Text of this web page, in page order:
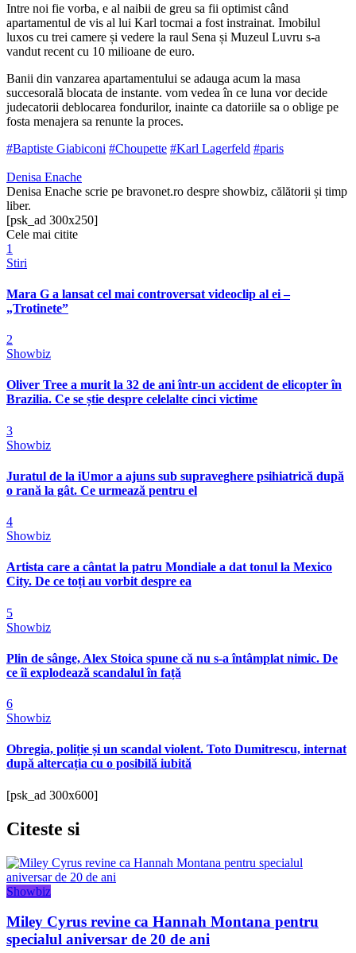
Intre noi fie vorba, e al naibii de greu sa fii optimist când
apartamentul de vis al lui Karl tocmai a fost instrainat. Imobilul
luxos cu trei camere și vedere la raul Sena și Muzeul Luvru s-a
vandut recent cu 10 milioane de euro.
Banii din vanzarea apartamentului se adauga acum la masa
succesorală blocata de instante. vom vedea în ce luna vor decide
judecatorii deblocarea fondurilor, inainte ca datoriile sa o oblige pe
fosta menajera sa renunte la proces.
#Baptiste Giabiconi #Choupette #Karl Lagerfeld #paris
Denisa Enache
Denisa Enache scrie pe bravonet.ro despre showbiz, călătorii și timp
liber.
[psk_ad 300x250]
Cele mai citite
1
Stiri
Mara G a lansat cel mai controversat videoclip al ei –
„Trotinete”
2
Showbiz
Oliver Tree a murit la 32 de ani într-un accident de elicopter în
Brazilia. Ce se știe despre celelalte cinci victime
3
Showbiz
Juratul de la iUmor a ajuns sub supraveghere psihiatrică după
o rană la gât. Ce urmează pentru el
4
Showbiz
Artista care a cântat la patru Mondiale a dat tonul la Mexico
City. De ce toți au vorbit despre ea
5
Showbiz
Plin de sânge, Alex Stoica spune că nu s-a întâmplat nimic. De
ce îi explodează scandalul în față
6
Showbiz
Obregia, poliție și un scandal violent. Toto Dumitrescu, internat
după altercația cu o posibilă iubită
[psk_ad 300x600]
Citeste si
Showbiz
Miley Cyrus revine ca Hannah Montana pentru
specialul aniversar de 20 de ani